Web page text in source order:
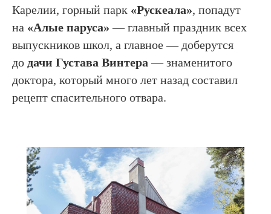
Карелии, горный парк «Рускеала», попадут
на «Алые паруса» — главный праздник всех
выпускников школ, а главное — доберутся
до дачи Густава Винтера — знаменитого
доктора, который много лет назад составил
рецепт спасительного отвара.